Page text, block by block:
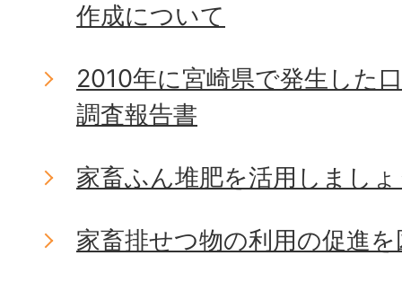
作成について
2010年に宮崎県で発生した
調査報告書
家畜ふん堆肥を活用しまし
家畜排せつ物の利用の促進